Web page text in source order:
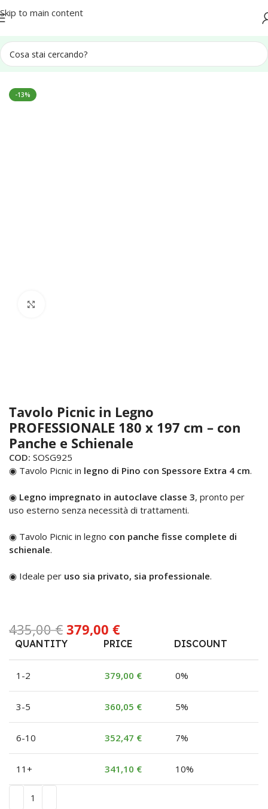
Skip to main content
Home Tavoli Picnic in Legno
-13%
Tavolo Picnic in Legno
PROFESSIONALE 180 x 197 cm – con
Panche e Schienale
COD: SOSG925
◉ Tavolo Picnic in legno di Pino con Spessore Extra 4 cm.
◉ Legno impregnato in autoclave classe 3, pronto per
uso esterno senza necessità di trattamenti.
◉ Tavolo Picnic in legno con panche fisse complete di
schienale.
◉ Ideale per uso sia privato, sia professionale.
435,00€ 379,00 €
QUANTITY PRICE DISCOUNT
1-2 379,00 € 0%
3-5 360,05 € 5%
6-10 352,47 € 7%
11+ 341,10 € 10%